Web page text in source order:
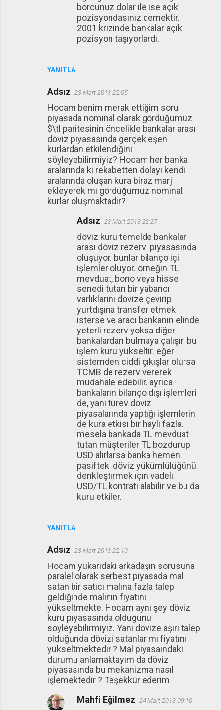
YANITLA
borcunuz dolar ile ise açık
pozisyondasınız demektir.
2001 krizinde bankalar açık
pozisyon taşıyorlardı.
Adsız 23 Mart 2013 22:05
Hocam benim merak ettiğim soru
piyasada nominal olarak gördüğümüz
$\tl paritesinin öncelikle bankalar arası
döviz piyasasında gerçekleşen
kurlardan etkilendiğini
söyleyebilirmiyiz? Hocam her banka
aralarında ki rekabetten dolayı kendi
aralarında oluşan kura biraz marj
ekleyerek mi gördüğümüz nominal
kurlar oluşmaktadır?
YANITLA
Adsız 23 Mart 2013 22:27
döviz kuru temelde bankalar
arası döviz rezervi piyasasında
oluşuyor. bunlar bilanço içi
işlemler oluyor. örneğin TL
mevduat, bono veya hisse
senedi tutan bir yabancı
varlıklarını dövize çevirip
yurtdışına transfer etmek
isterse ve aracı bankanın elinde
yeterli rezerv yoksa diğer
bankalardan bulmaya çalışır. bu
işlem kuru yükseltir. eğer
sistemden ciddi çıkışlar olursa
TCMB de rezerv vererek
müdahale edebilir. ayrıca
bankaların bilanço dışı işlemleri
de, yani türev döviz
piyasalarında yaptığı işlemlerin
de kura etkisi bir hayli fazla.
mesela bankada TL mevduat
tutan müşteriler TL bozdurup
USD alırlarsa banka hemen
pasifteki döviz yükümlülüğünü
denkleştirmek için vadeli
USD/TL kontratı alabilir ve bu da
kuru etkiler.
Adsız 23 Mart 2013 22:10
Hocam yukarıdaki arkadaşın sorusuna
paralel olarak serbest piyasada mal
satan bir satıcı malına fazla talep
geldiğinde malının fiyatını
yükseltmekte. Hocam aynı şey döviz
kuru piyasasında olduğunu
söyleyebilirmiyiz. Yani dövize aşırı talep
olduğunda dövizi satanlar mı fiyatını
yükseltmektedir ? Mal piyasaındaki
durumu anlamaktayım da döviz
piyasasında bu mekanizma nasıl
işlemektedir ? Teşekkür ederim
Mahfi Eğilmez 24 Mart 2013 09:10